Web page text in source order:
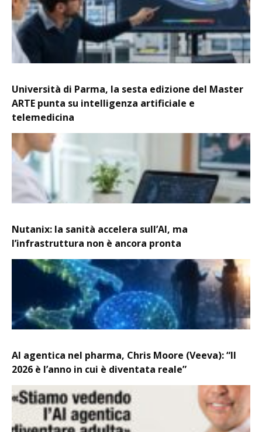
Università di Parma, la sesta edizione del Master
ARTE punta su intelligenza artificiale e
telemedicina
Nutanix: la sanità accelera sull’AI, ma
l’infrastruttura non è ancora pronta
AI agentica nel pharma, Chris Moore (Veeva): “Il
2026 è l’anno in cui è diventata reale”